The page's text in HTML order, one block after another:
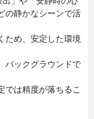
の静かなシーンで活
ため、安定した環境
バックグラウンドで
では精度が落ちるこ